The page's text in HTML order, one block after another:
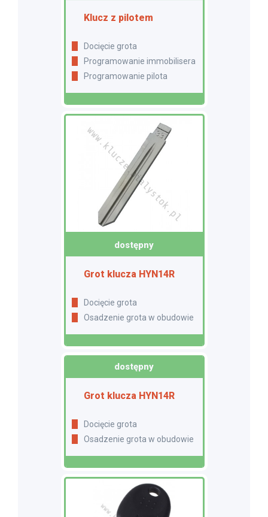
Klucz z pilotem
Docięcie grota
Programowanie immobilisera
Programowanie pilota
dostępny
Grot klucza HYN14R
Docięcie grota
Osadzenie grota w obudowie
dostępny
Grot klucza HYN14R
Docięcie grota
Osadzenie grota w obudowie